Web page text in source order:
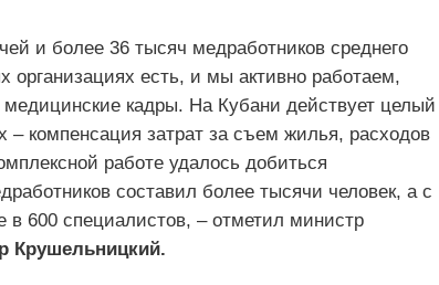
и более 36 тысяч медработников среднего
организациях есть, и мы активно работаем,
медицинские кадры. На Кубани действует целый
компенсация затрат за съем жилья, расходов
работе удалось добиться
составил более тысячи человек, а с
в 600 специалистов, – отметил министр
Крушельницкий.